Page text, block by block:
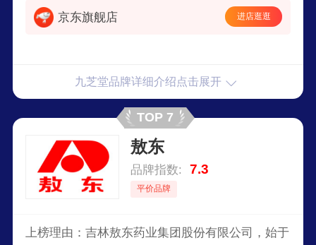
京东旗舰店 进店逛逛
九芝堂品牌详细介绍点击展开
TOP 7
敖东
品牌指数: 7.3
平价品牌
上榜理由：吉林敖东药业集团股份有限公司，始于